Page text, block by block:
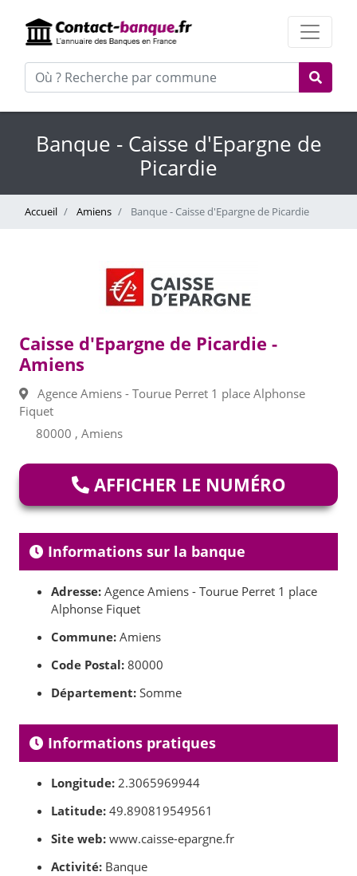
Banque - Caisse d'Epargne de
Picardie
Accueil Amiens Banque - Caisse d'Epargne de Picardie
Caisse d'Epargne de Picardie -
Amiens
Agence Amiens - Tourue Perret 1 place Alphonse
Fiquet
80000 , Amiens
AFFICHER LE NUMÉRO
Informations sur la banque
Adresse: Agence Amiens - Tourue Perret 1 place
Alphonse Fiquet
Commune: Amiens
Code Postal: 80000
Département: Somme
Informations pratiques
Longitude: 2.3065969944
Latitude: 49.890819549561
Site web: www.caisse-epargne.fr
Activité: Banque